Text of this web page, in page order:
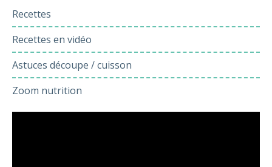
Recettes
Recettes en vidéo
Astuces découpe / cuisson
Zoom nutrition